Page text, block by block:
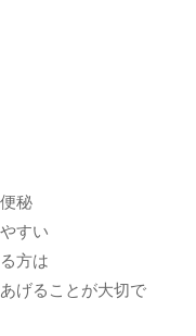
秘
すい
方は
げることが大切で